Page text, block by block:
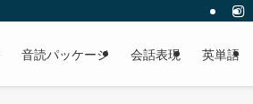
音読パッケージ 会話表現 英単語